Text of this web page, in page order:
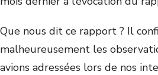
Que nous dit ce rapport ? Il
malheureusement les
avions adressées lors de nos